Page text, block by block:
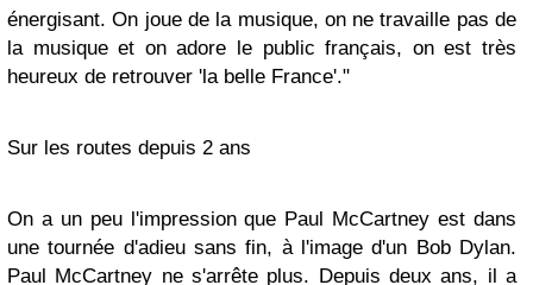
énergisant. On joue de la musique, on ne travaille pas de
la musique et on adore le public français, on est très
heureux de retrouver 'la belle France'."
Sur les routes depuis 2 ans
On a un peu l'impression que Paul McCartney est dans
une tournée d'adieu sans fin, à l'image d'un Bob Dylan.
Paul McCartney ne s'arrête plus. Depuis deux ans, il a